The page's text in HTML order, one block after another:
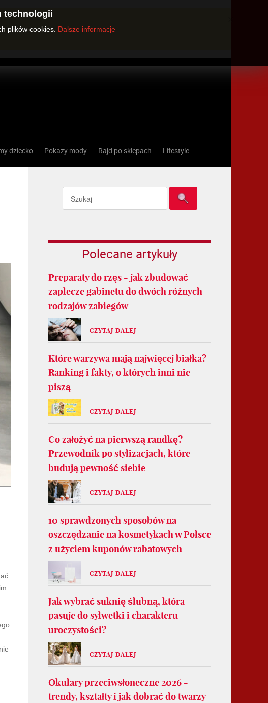
dziecko Pokazy mody Rajd po sklepach Lifestyle
Polecane artykuły
Preparaty do rzęs - jak zbudować
zaplecze gabinetu do dwóch różnych
rodzajów zabiegów
CZYTAJ DALEJ
Które warzywa mają najwięcej białka?
Ranking i fakty, o których inni nie
piszą
CZYTAJ DALEJ
Co założyć na pierwszą randkę?
Przewodnik po stylizacjach, które
budują pewność siebie
CZYTAJ DALEJ
10 sprawdzonych sposobów na
oszczędzanie na kosmetykach w Polsce
z użyciem kuponów rabatowych
CZYTAJ DALEJ
Jak wybrać suknię ślubną, która
pasuje do sylwetki i charakteru
uroczystości?
CZYTAJ DALEJ
Okulary przeciwsłoneczne 2026 -
trendy, kształty i jak dobrać do twarzy
technologii
plików cookies. Dalsze informacje